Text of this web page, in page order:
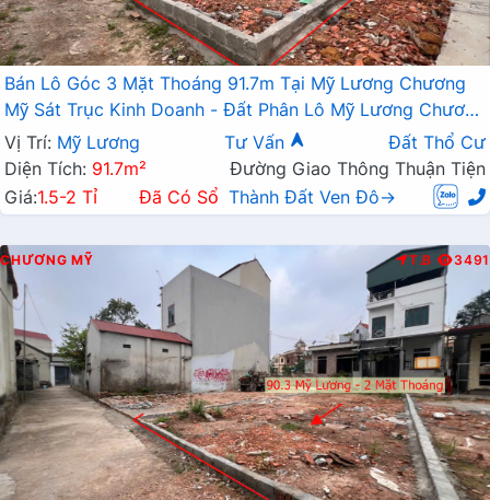
Bán Lô Góc 3 Mặt Thoáng 91.7m Tại Mỹ Lương Chương
Mỹ Sát Trục Kinh Doanh - Đất Phân Lô Mỹ Lương Chương
Mỹ
Vị Trí: Mỹ Lương Tư Vấn
Đất Thổ Cư
Diện Tích: 91.7m²
Đường Giao Thông Thuận Tiện
Giá:1.5-2 Tỉ Đã Có Sổ Thành Đất Ven Đô→
CHƯƠNG MỸ T.B 3491